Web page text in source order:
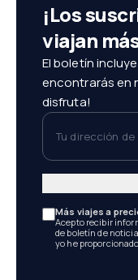
¡Los
viajan
El boletín
encontrarás en
disfruta!
Tu dirección de
Más viajes a
Acepto recibir
de boletín de
yo he